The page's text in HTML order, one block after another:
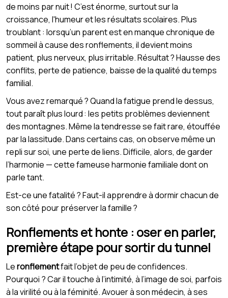
de moins par nuit ! C’est énorme, surtout sur la
croissance, l'humeur et les résultats scolaires. Plus
troublant : lorsqu’un parent est en manque chronique de
sommeil à cause des ronflements, il devient moins
patient, plus nerveux, plus irritable. Résultat ? Hausse des
conflits, perte de patience, baisse de la qualité du temps
familial.
Vous avez remarqué ? Quand la fatigue prend le dessus,
tout paraît plus lourd : les petits problèmes deviennent
des montagnes. Même la tendresse se fait rare, étouffée
par la lassitude. Dans certains cas, on observe même un
repli sur soi, une perte de liens. Difficile, alors, de garder
l’harmonie — cette fameuse harmonie familiale dont on
parle tant.
Est-ce une fatalité ? Faut-il apprendre à dormir chacun de
son côté pour préserver la famille ?
Ronflements et honte : oser en parler,
première étape pour sortir du tunnel
Leronflementfait l’objet de peu de confidences.
Pourquoi ? Car il touche à l’intimité, à l’image de soi, parfois
à la virilité ou à la féminité. Avouer à son médecin, à ses